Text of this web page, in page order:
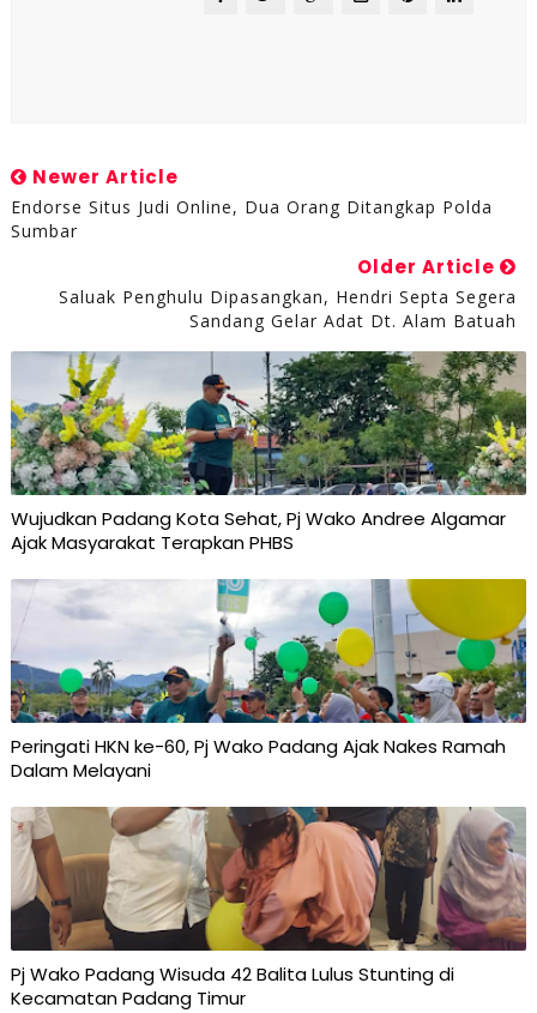
Newer Article
Endorse Situs Judi Online, Dua Orang Ditangkap Polda
Sumbar
Older Article
Saluak Penghulu Dipasangkan, Hendri Septa Segera
Sandang Gelar Adat Dt. Alam Batuah
Wujudkan Padang Kota Sehat, Pj Wako Andree Algamar
Ajak Masyarakat Terapkan PHBS
Peringati HKN ke-60, Pj Wako Padang Ajak Nakes Ramah
Dalam Melayani
Pj Wako Padang Wisuda 42 Balita Lulus Stunting di
Kecamatan Padang Timur